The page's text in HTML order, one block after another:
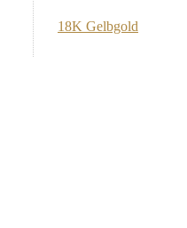
18K Gelbgold